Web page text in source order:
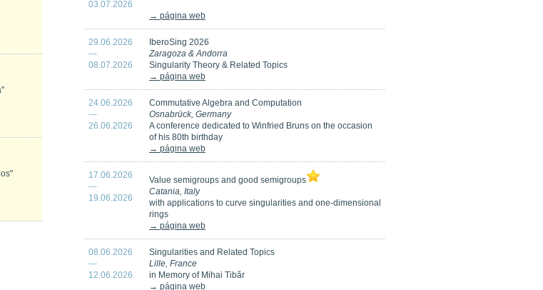
03.07.2026
→ página web
29.06.2026
---
08.07.2026
IberoSing 2026
Zaragoza & Andorra
Singularity Theory & Related Topics
→ página web
24.06.2026
---
26.06.2026
Commutative Algebra and Computation
Osnabrück, Germany
A conference dedicated to Winfried Bruns on the occasion
of his 80th birthday
→ página web
17.06.2026
---
19.06.2026
Value semigroups and good semigroups
Catania, Italy
with applications to curve singularities and one-dimensional
rings
→ página web
08.06.2026
---
12.06.2026
Singularities and Related Topics
Lille, France
in Memory of Mihai Tibăr
→ página web